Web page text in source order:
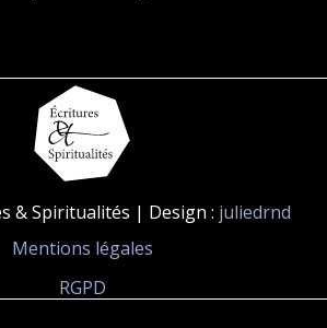
& Spiritualités | Design : juliedrnd
Mentions légales
RGPD